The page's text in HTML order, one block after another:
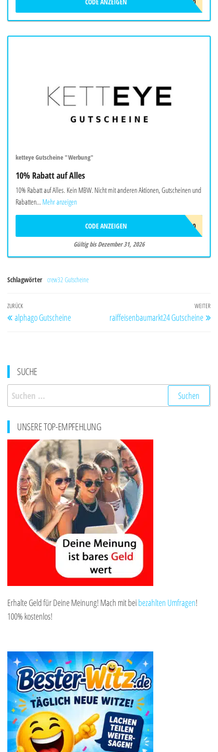
ketteye Gutscheine "Werbung"
10% Rabatt auf Alles
10% Rabatt auf Alles. Kein MBW. Nicht mit anderen Aktionen, Gutscheinen und
Rabatten... Mehr anzeigen
KETTEYE10
CODE ANZEIGEN
Gültig bis Dezember 31, 2026
Schlagwörter crew32 Gutscheine
Beitragsnavigation
Vorheriger
Beitrag
ZURÜCK
alphago Gutscheine
WEITER
raiffeisenbaumarkt24 Gutscheine
SUCHE
Suchen
nach:
UNSERE TOP-EMPFEHLUNG
Erhalte Geld für Deine Meinung! Mach mit beibezahlten Umfragen!
100% kostenlos!